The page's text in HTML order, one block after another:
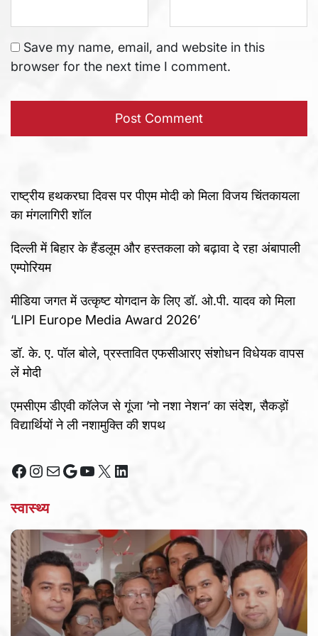
Save my name, email, and website in this
browser for the next time I comment.
राष्ट्रीय हथकरघा दिवस पर पीएम मोदी को मिला विजय चिंतकायला
का मंगलागिरी शॉल
दिल्ली में बिहार के हैंडलूम और हस्तकला को बढ़ावा दे रहा अंबापाली
एम्पोरियम
मीडिया जगत में उत्कृष्ट योगदान के लिए डॉ. ओ.पी. यादव को मिला
‘LIPI Europe Media Award 2026’
डॉ. के. ए. पॉल बोले, प्रस्तावित एफसीआरए संशोधन विधेयक वापस
लें मोदी
एमसीएम डीएवी कॉलेज से गूंजा ‘नो नशा नेशन’ का संदेश, सैकड़ों
विद्यार्थियों ने ली नशामुक्ति की शपथ
Facebook
Instagram
MailGoogle
YouTube
X LinkedIn
स्वास्थ्य